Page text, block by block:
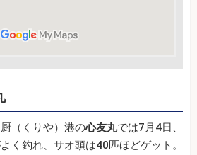
（くりや）港の心友丸では7月4日、
く釣れ、サオ頭は40匹ほどゲット。